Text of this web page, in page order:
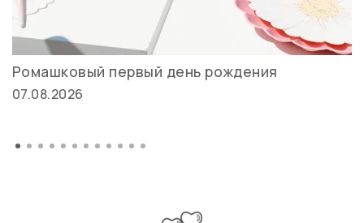
Ромашковый первый день рождения
07.08.2026